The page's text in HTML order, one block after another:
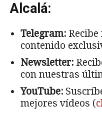
Alcalá:
Telegram:
contenido
Newsletter:
con nuestras
YouTube:
mejores vídeos (